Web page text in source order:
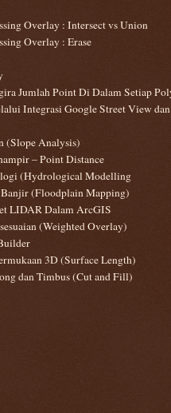
Overlay : Intersect vs Union
Overlay : Erase
Jumlah Point Di Dalam Setiap
Integrasi Google Street View
(Slope Analysis)
– Point Distance
(Hydrological Modelling
Banjir (Floodplain Mapping)
LIDAR Dalam ArcGIS
(Weighted Overlay)
3D (Surface Length)
dan Timbus (Cut and Fill)